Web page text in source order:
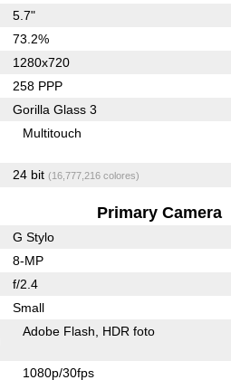
5.7"
73.2%
1280x720
258 PPP
Gorilla Glass 3
Multitouch
24 bit (16,777,216 colores)
Primary Camera
G Stylo
8-MP
f/2.4
Small
Adobe Flash HDR foto
1080p/30fps